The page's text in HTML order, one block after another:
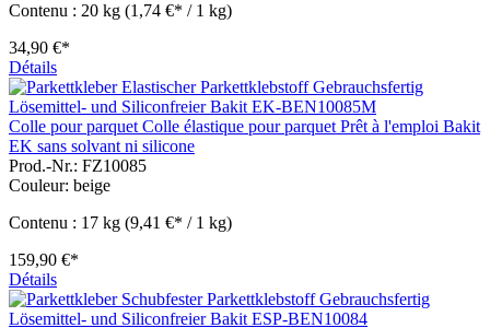
Contenu : 20 kg (1,74 €* / 1 kg)
34,90 €*
Détails
Colle pour parquet Colle élastique pour parquet Prêt à l'emploi Bakit
EK sans solvant ni silicone
Prod.-Nr.: FZ10085
Couleur: beige
Contenu : 17 kg (9,41 €* / 1 kg)
159,90 €*
Détails